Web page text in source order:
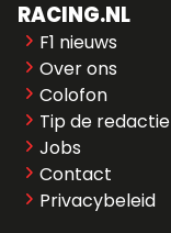
RACING.NL
F1 nieuws
Over ons
Colofon
Tip de redactie
Jobs
Contact
Privacybeleid